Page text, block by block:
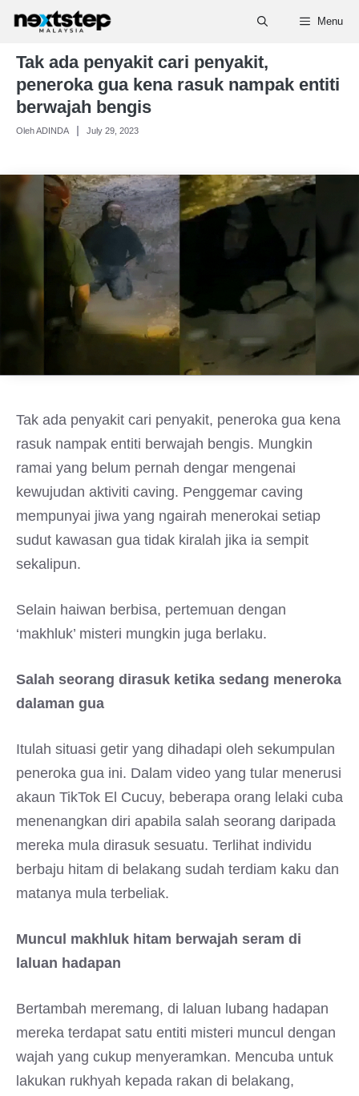
Skip
content
Menu
Tak ada penyakit cari penyakit,
peneroka gua kena rasuk nampak entiti
berwajah bengis
Oleh ADINDA July 29, 2023
Tak ada penyakit cari penyakit, peneroka gua kena
rasuk nampak entiti berwajah bengis. Mungkin
ramai yang belum pernah dengar mengenai
kewujudan aktiviti caving. Penggemar caving
mempunyai jiwa yang ngairah menerokai setiap
sudut kawasan gua tidak kiralah jika ia sempit
sekalipun.
Selain haiwan berbisa, pertemuan dengan
‘makhluk’ misteri mungkin juga berlaku.
Salah seorang dirasuk ketika sedang meneroka
dalaman gua
Itulah situasi getir yang dihadapi oleh sekumpulan
peneroka gua ini. Dalam video yang tular menerusi
akaun TikTok El Cucuy, beberapa orang lelaki cuba
menenangkan diri apabila salah seorang daripada
mereka mula dirasuk sesuatu. Terlihat individu
berbaju hitam di belakang sudah terdiam kaku dan
matanya mula terbeliak.
Muncul makhluk hitam berwajah seram di
laluan hadapan
Bertambah meremang, di laluan lubang hadapan
mereka terdapat satu entiti misteri muncul dengan
wajah yang cukup menyeramkan. Mencuba untuk
lakukan rukhyah kepada rakan di belakang,